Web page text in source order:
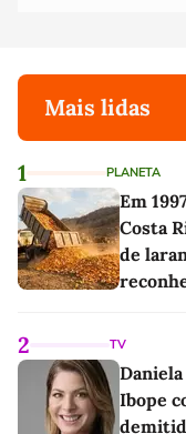
Mais lidas
1 PLANETA
Em
Costa
de
2 TV
Ibope